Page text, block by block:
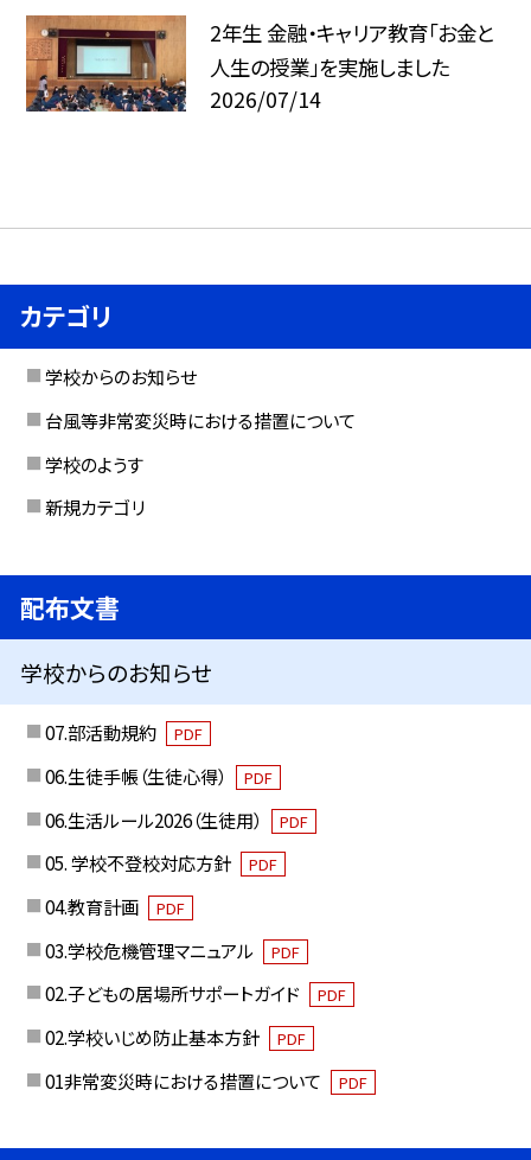
2年生 金融・キャリア教育「お金と
人生の授業」を実施しました
2026/07/14
カテゴリ
学校からのお知らせ
台風等非常変災時における措置について
学校のようす
新規カテゴリ
配布文書
学校からのお知らせ
07.部活動規約 PDF
06.生徒手帳（生徒心得） PDF
06.生活ルール2026（生徒用） PDF
05. 学校不登校対応方針 PDF
04.教育計画 PDF
03.学校危機管理マニュアル PDF
02.子どもの居場所サポートガイド PDF
02.学校いじめ防止基本方針 PDF
01非常変災時における措置について PDF